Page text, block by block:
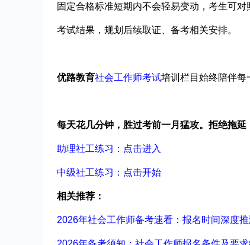
固定合格标准短期内不会轻易变动，考生可
考试结果，规划后续取证、备考相关安排。
优路教育社会工作师考试培训栏目始终陪伴每
每天花几分钟，胜过考前一月猛攻。拒绝拖延
助理社工练习：点击进入
中级社工练习：点击开始
相关推荐：
2026年社会工作师备考速看：报名时间深度推